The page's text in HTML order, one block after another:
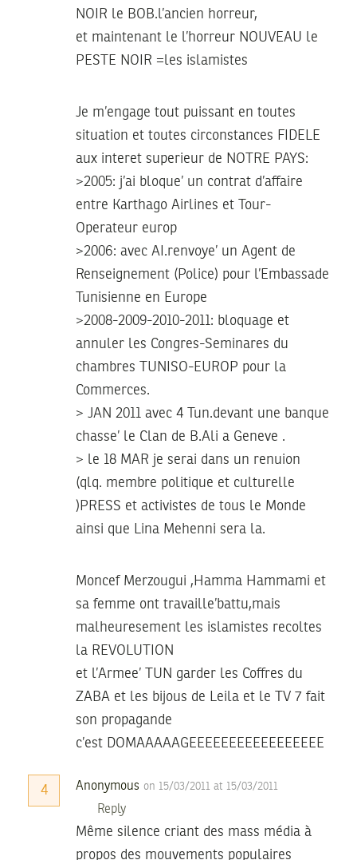
NOIR le BOB.l’ancien horreur,
et maintenant le l’horreur NOUVEAU le
PESTE NOIR =les islamistes
Je m’engage tout puissant en toutes
situation et toutes circonstances FIDELE
aux interet superieur de NOTRE PAYS:
>2005: j’ai bloque’ un contrat d’affaire
entre Karthago Airlines et Tour-
Operateur europ
>2006: avec AI.renvoye’ un Agent de
Renseignement (Police) pour l’Embassade
Tunisienne en Europe
>2008-2009-2010-2011: bloquage et
annuler les Congres-Seminares du
chambres TUNISO-EUROP pour la
Commerces.
> JAN 2011 avec 4 Tun.devant une banque
chasse’ le Clan de B.Ali a Geneve .
> le 18 MAR je serai dans un renuion
(qlq. membre politique et culturelle
)PRESS et activistes de tous le Monde
ainsi que Lina Mehenni sera la.
Moncef Merzougui ,Hamma Hammami et
sa femme ont travaille’battu,mais
malheuresement les islamistes recoltes
la REVOLUTION
et l’Armee’ TUN garder les Coffres du
ZABA et les bijous de Leila et le TV 7 fait
son propagande
c’est DOMAAAAAGEEEEEEEEEEEEEEEEE
4 Anonymous on 15/03/2011 at 15/03/2011
Reply
Même silence criant des mass média à
propos des mouvements populaires